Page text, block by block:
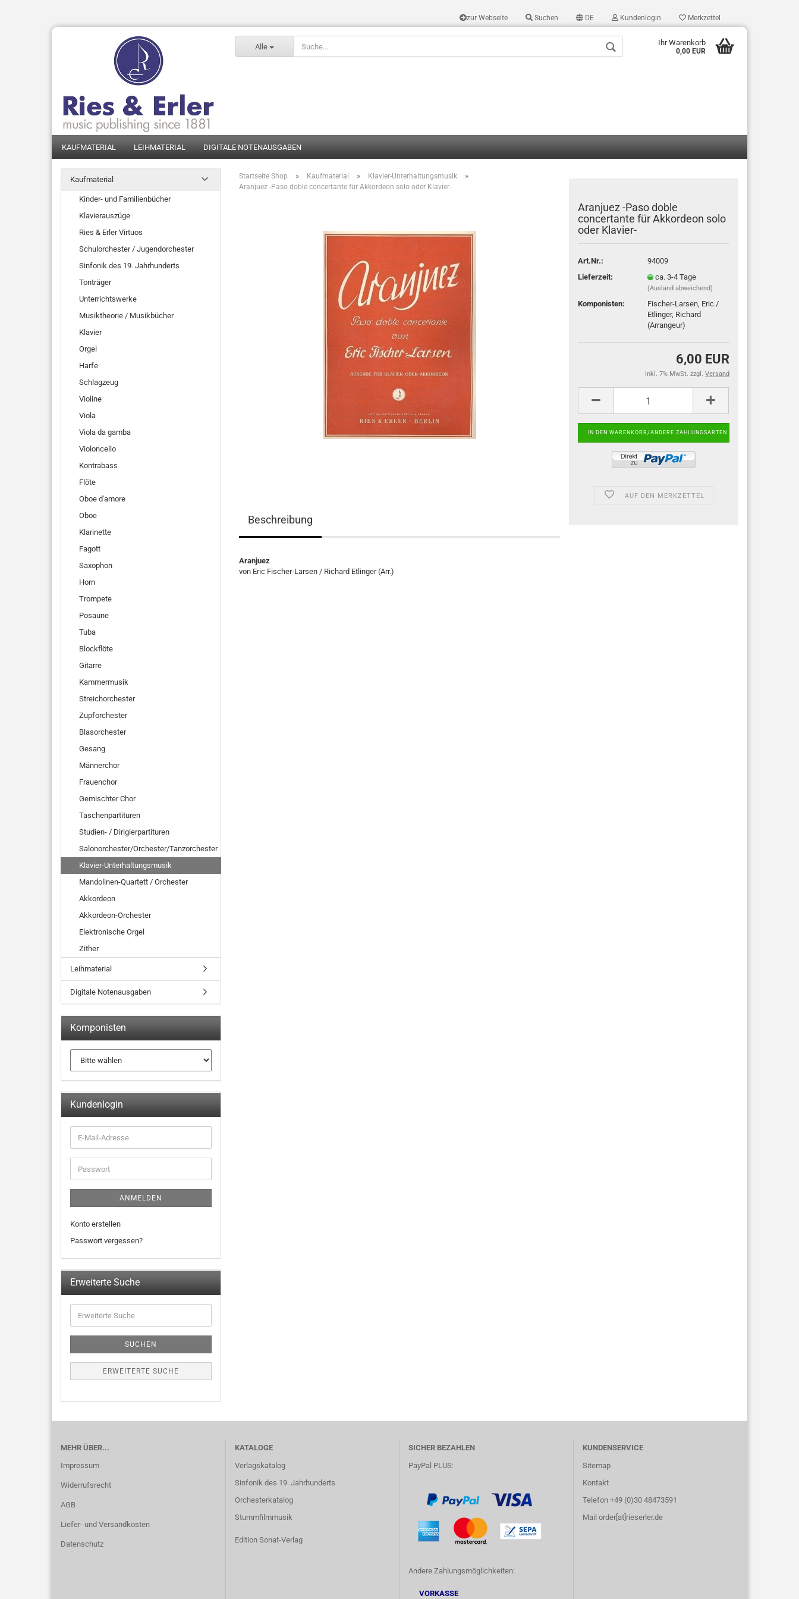
zur Webseite Suchen DE Kundenlogin Merkzettel
Alle Ihr Warenkorb
0,00 EUR
KAUFMATERIAL LEIHMATERIAL DIGITALE NOTENAUSGABEN
Startseite Shop » Kaufmaterial » Klavier-Unterhaltungsmusik »
Aranjuez -Paso doble concertante für Akkordeon solo oder Klavier-
Aranjuez -Paso doble
concertante für Akkordeon solo
oder Klavier-
Art.Nr.:
94009
Lieferzeit:
ca. 3-4 Tage
(Ausland abweichend)
Komponisten:
Fischer-Larsen, Eric /
Etlinger, Richard
(Arrangeur)
6,00 EUR
inkl. 7% MwSt. zzgl. Versand
AUF DEN MERKZETTEL
Beschreibung
Aranjuez
von Eric Fischer-Larsen / Richard Etlinger (Arr.)
Kaufmaterial
Kinder- und Familienbücher
Klavierauszüge
Ries & Erler Virtuos
Schulorchester / Jugendorchester
Sinfonik des 19. Jahrhunderts
Tonträger
Unterrichtswerke
Musiktheorie / Musikbücher
Klavier
Orgel
Harfe
Schlagzeug
Violine
Viola
Viola da gamba
Violoncello
Kontrabass
Flöte
Oboe d'amore
Oboe
Klarinette
Fagott
Saxophon
Horn
Trompete
Posaune
Tuba
Blockflöte
Gitarre
Kammermusik
Streichorchester
Zupforchester
Blasorchester
Gesang
Männerchor
Frauenchor
Gemischter Chor
Taschenpartituren
Studien- / Dirigierpartituren
Salonorchester/Orchester/Tanzorchester
Klavier-Unterhaltungsmusik
Mandolinen-Quartett / Orchester
Akkordeon
Akkordeon-Orchester
Elektronische Orgel
Zither
Leihmaterial
Digitale Notenausgaben
Komponisten
Kundenlogin
ANMELDEN
Konto erstellen
Passwort vergessen?
Erweiterte Suche
SUCHEN
ERWEITERTE SUCHE
MEHR ÜBER...
Impressum
Widerrufsrecht
AGB
Liefer- und Versandkosten
Datenschutz
KATALOGE
Verlagskatalog
Sinfonik des 19. Jahrhunderts
Orchesterkatalog
Stummfilmmusik
Edition Sonat-Verlag
SICHER BEZAHLEN
PayPal PLUS:
Andere Zahlungsmöglichkeiten:
VORKASSE
KUNDENSERVICE
Sitemap
Kontakt
Telefon +49 (0)30 48473591
Mail order[at]rieserler.de